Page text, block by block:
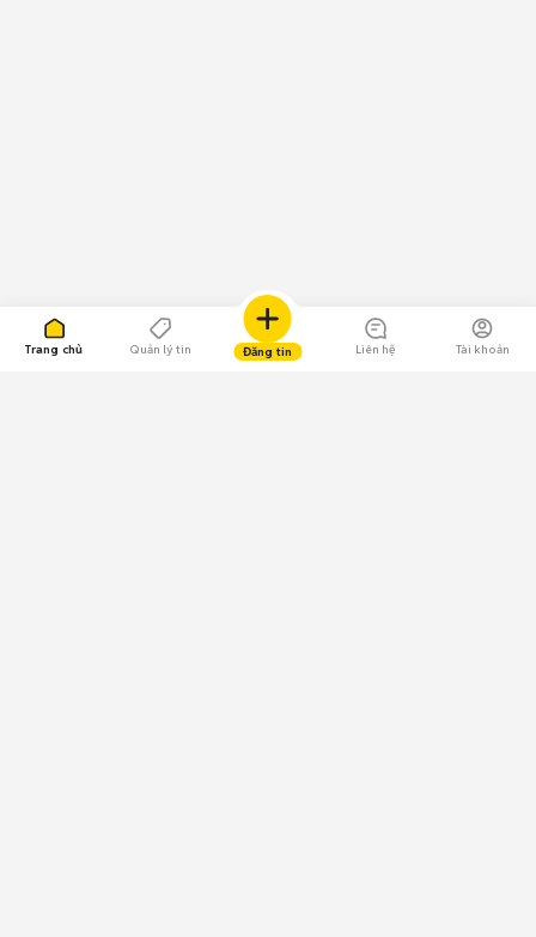
Trang chủ Quản lý tin Đăng tin Liên hệ Tài khoản